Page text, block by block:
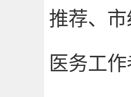
推荐、
医务工